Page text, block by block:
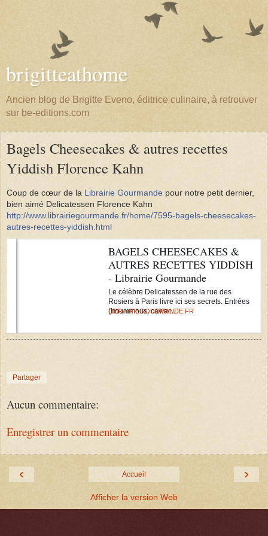
brigitteathome
Ancien blog de Brigitte Eveno, éditrice culinaire, à retrouver
sur be-editions.com
Bagels Cheesecakes & autres recettes
Yiddish Florence Kahn
Coup de cœur de la Librairie Gourmande pour notre petit dernier,
bien aimé Delicatessen Florence Kahn
http://www.librairiegourmande.fr/home/7595-bagels-cheesecakes-
autres-recettes-yiddish.html
BAGELS CHEESECAKES &
AUTRES RECETTES YIDDISH
- Librairie Gourmande
Le célèbre Delicatessen de la rue des
Rosiers à Paris livre ici ses secrets. Entrées
(hoummous, caviar...
LIBRAIRIEGOURMANDE.FR
Partager
Aucun commentaire:
Enregistrer un commentaire
‹ ›
Accueil
Afficher la version Web